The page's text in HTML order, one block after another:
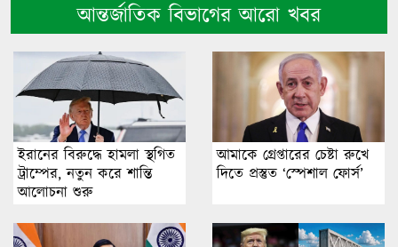
আন্তর্জাতিক বিভাগের আরো খবর
ইরানের বিরুদ্ধে হামলা স্থগিত
ট্রাম্পের, নতুন করে শান্তি
আলোচনা শুরু
আমাকে গ্রেপ্তারের চেষ্টা রুখে
দিতে প্রস্তুত ‘স্পেশাল ফোর্স’